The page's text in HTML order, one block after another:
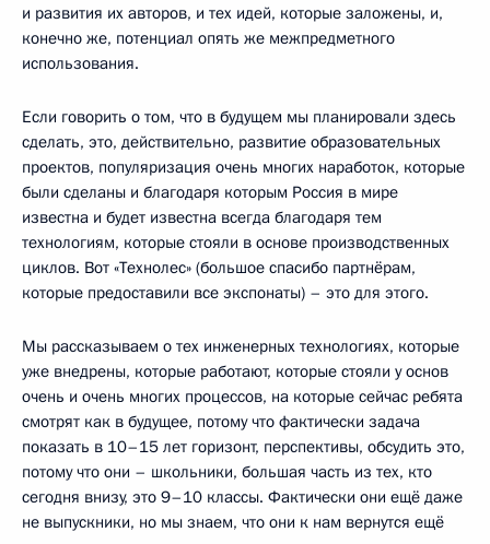
и развития их авторов, и тех идей, которые заложены, и,
конечно же, потенциал опять же межпредметного
использования.
Если говорить о том, что в будущем мы планировали здесь
сделать, это, действительно, развитие образовательных
проектов, популяризация очень многих наработок, которые
были сделаны и благодаря которым Россия в мире
известна и будет известна всегда благодаря тем
технологиям, которые стояли в основе производственных
циклов. Вот «Технолес» (большое спасибо партнёрам,
которые предоставили все экспонаты) – это для этого.
Мы рассказываем о тех инженерных технологиях, которые
уже внедрены, которые работают, которые стояли у основ
очень и очень многих процессов, на которые сейчас ребята
смотрят как в будущее, потому что фактически задача
показать в 10–15 лет горизонт, перспективы, обсудить это,
потому что они – школьники, большая часть из тех, кто
сегодня внизу, это 9–10 классы. Фактически они ещё даже
не выпускники, но мы знаем, что они к нам вернутся ещё